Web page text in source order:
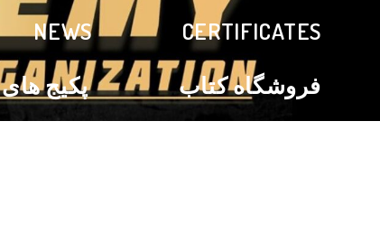
CERTIFICATES
NEWS
فروشگاه کتاب
پکیج